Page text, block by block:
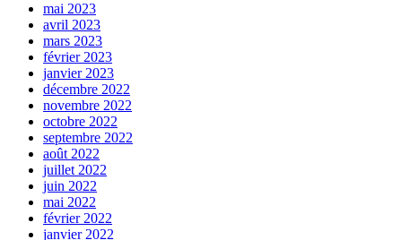
mai 2023
avril 2023
mars 2023
février 2023
janvier 2023
décembre 2022
novembre 2022
octobre 2022
septembre 2022
août 2022
juillet 2022
juin 2022
mai 2022
février 2022
janvier 2022